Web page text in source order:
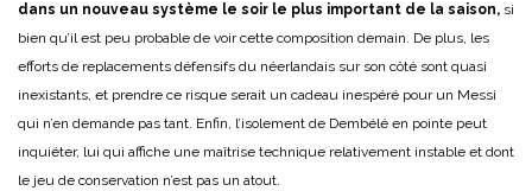
dans un nouveau système le soir le plus important de la saison, si
bien qu’il est peu probable de voir cette composition demain. De plus, les
efforts de replacements défensifs du néerlandais sur son côté sont quasi
inexistants, et prendre ce risque serait un cadeau inespéré pour un Messi
qui n’en demande pas tant. Enfin, l’isolement de Dembélé en pointe peut
inquiéter, lui qui affiche une maîtrise technique relativement instable et dont
le jeu de conservation n’est pas un atout.